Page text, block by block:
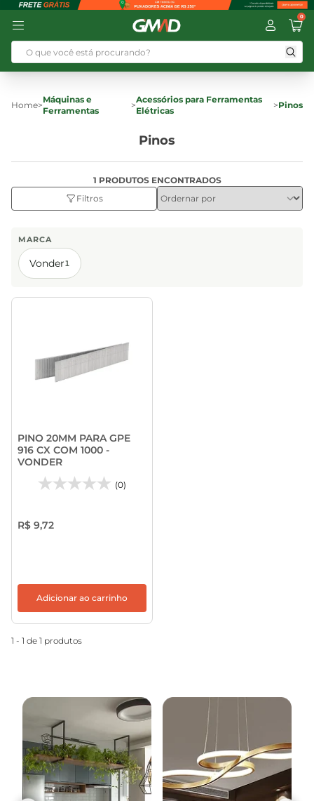
0
Home>
Máquinas e
Ferramentas
>
Acessórios para Ferramentas
Elétricas
>Pinos
Pinos
1 PRODUTOS ENCONTRADOS
Filtros
MARCA
Vonder1
PINO 20MM PARA GPE
916 CX COM 1000 -
VONDER
(0)
R$ 9,72
Adicionar ao carrinho
1 - 1 de 1 produtos